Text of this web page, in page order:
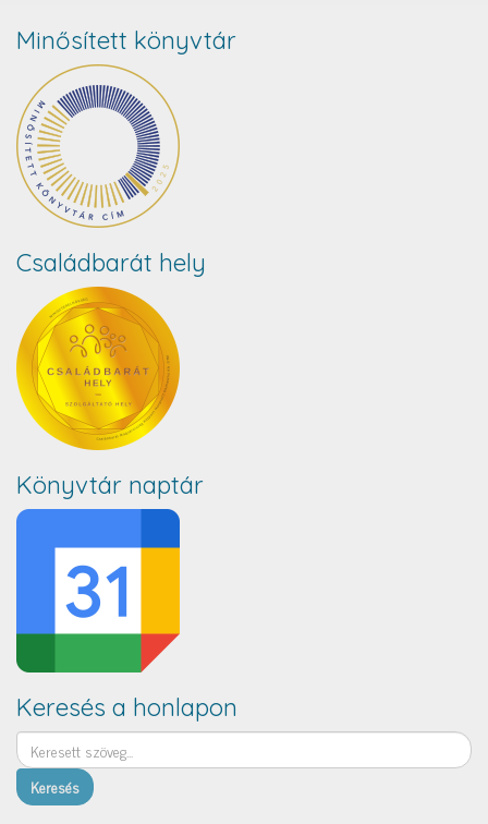
Minősített könyvtár
Családbarát hely
Könyvtár naptár
Keresés a honlapon
Keresés